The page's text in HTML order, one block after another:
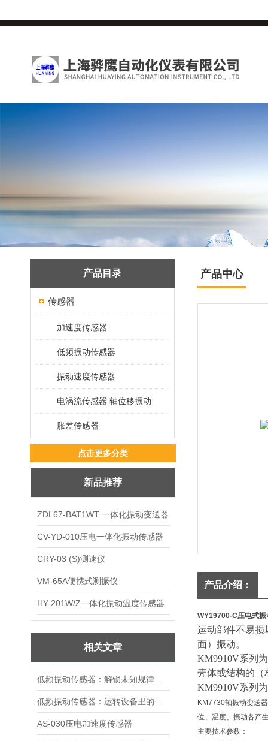
产品目录
传感器
加速度传感器
低频振动传感器
振动速度传感器
电涡流传感器 轴位移振动
胀差传感器
点击更多分类
新品推荐
ZDL67-BAT1WT 一体化振动变送器
CV-YD-010压电一体化振动传感器
CRY-03 (S)测速仪
VM-65A便携式测振仪
HY-201W/Z一体化振动温度传感器
相关文章
AS-030压电加速度传感器
产品中心
产品介绍：
WY19700-C压电式
运动部件不易损
面）振动。
KM9910V系列
壳体或结构的（
KM9910V系列
KM7730轴振动变送
位、温度、振动各产
主要技术参数：